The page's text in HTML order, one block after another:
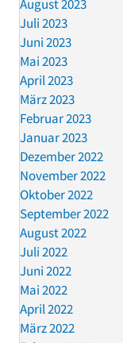
August 2023
Juli 2023
Juni 2023
Mai 2023
April 2023
März 2023
Februar 2023
Januar 2023
Dezember 2022
November 2022
Oktober 2022
September 2022
August 2022
Juli 2022
Juni 2022
Mai 2022
April 2022
März 2022